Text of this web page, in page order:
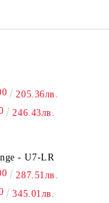
205.36лв.
246.43лв.
- U7-LR
287.51лв.
345.01лв.